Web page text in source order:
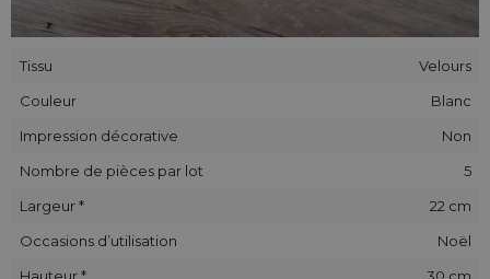
Tissu
Velours
Couleur
Blanc
Impression décorative
Non
Nombre de pièces par lot
5
Largeur *
22 cm
Occasions d’utilisation
Noël
Hauteur *
30 cm